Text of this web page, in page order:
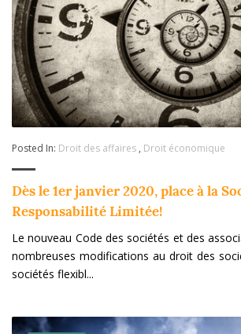
Posted In: Droit des affaires, Droit économique
Dès le 1er janvier 2020, place à la
Responsabilité Limitée!
Le nouveau Code des sociétés et des
nombreuses modifications au droit des
sociétés flexibl...